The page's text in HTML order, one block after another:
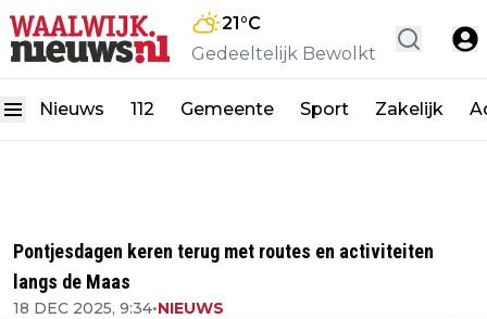
21°C
Gedeeltelijk Bewolkt
Nieuws 112 Gemeente Sport Zakelijk
Pontjesdagen keren terug met routes en activiteiten
langs de Maas
18 DEC 2025, 9:34•NIEUWS